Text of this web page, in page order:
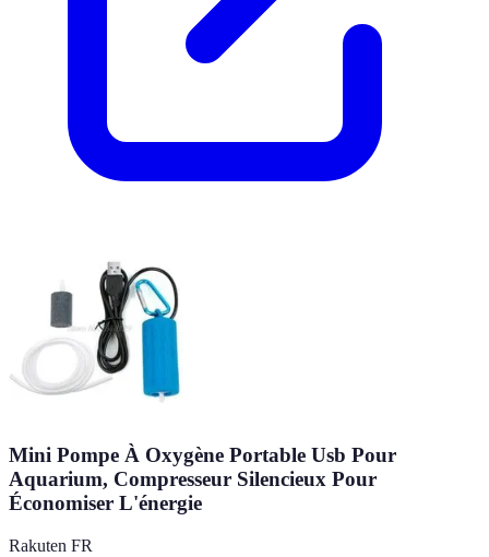
Mini Pompe À Oxygène Portable Usb Pour
Aquarium, Compresseur Silencieux Pour
Économiser L'énergie
Rakuten FR